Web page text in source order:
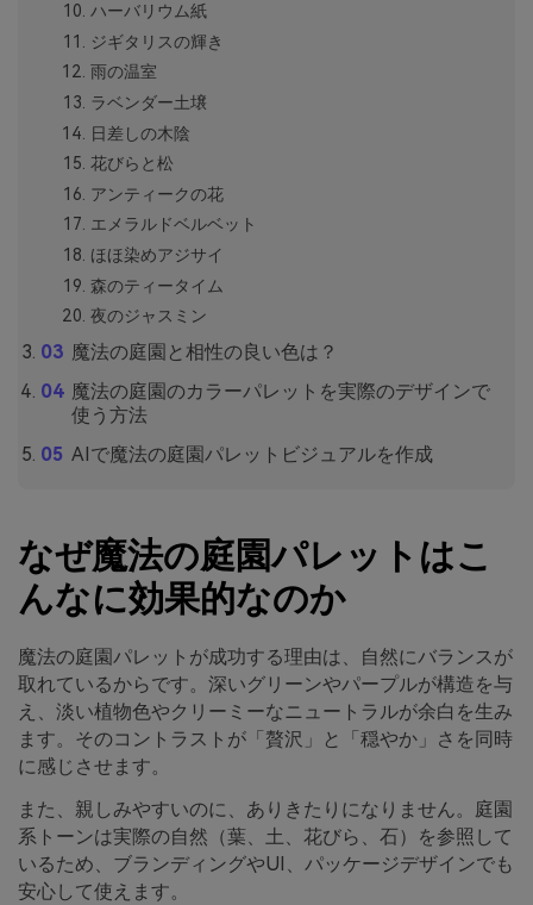
ハーバリウム紙
ジギタリスの輝き
雨の温室
ラベンダー土壌
日差しの木陰
花びらと松
アンティークの花
エメラルドベルベット
ほほ染めアジサイ
森のティータイム
夜のジャスミン
魔法の庭園と相性の良い色は？
魔法の庭園のカラーパレットを実際のデザインで
使う方法
AIで魔法の庭園パレットビジュアルを作成
なぜ魔法の庭園パレットはこ
んなに効果的なのか
魔法の庭園パレットが成功する理由は、自然にバランスが
取れているからです。深いグリーンやパープルが構造を与
え、淡い植物色やクリーミーなニュートラルが余白を生み
ます。そのコントラストが「贅沢」と「穏やか」さを同時
に感じさせます。
また、親しみやすいのに、ありきたりになりません。庭園
系トーンは実際の自然（葉、土、花びら、石）を参照して
いるため、ブランディングやUI、パッケージデザインでも
安心して使えます。